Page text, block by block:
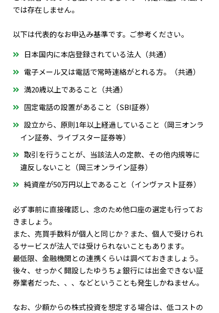
では存在しません。
以下は代表的なお申込み基準です。ご参考ください。
日本国内に本店登録されている法人（共通）
電子メール又は電話で常時連絡がとれる方。（共通）
満20歳以上であること（共通）
固定電話の設置があること（SBI証券）
設立から、原則1年以上経過していること（岡三オンラ
イン証券、ライブスター証券等）
取引を行うことが、当該法人の定款、その他内規等に
違反しないこと（岡三オンライン証券）
純資産が50万円以上であること（インヴァスト証券）
必ず事前に直接確認し、念のため他口座の選定も行ってお
きましょう。
また、売買手数料が個人と同じか？また、個人で受けられ
るサービスが法人では受けられないこともあります。
最低限、金融機関との連携くらいは調べておきましょう。
後々、せっかく開設したゆうちょ銀行には出金できない証
券業者だった、、、などということも発生しかねません。
なお、少額からの株式投資を想定する場合は、低コストの